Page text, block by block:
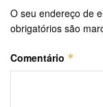
O seu endereço de
obrigatórios são
Comentário *